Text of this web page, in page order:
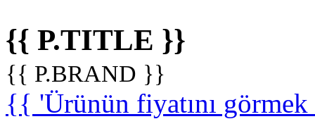
{{ P.TITLE }}
{{ P.BRAND }}
{{ 'Ürünün fiyatını